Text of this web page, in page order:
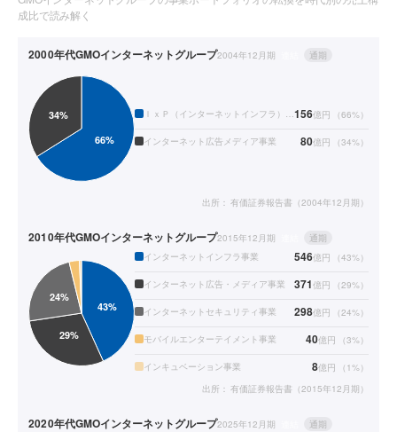
成比で読み解く
2000年代GMOインターネットグループ2004年12月期 通期
156億円 （66%）
インターネット広告メディア事業 80億円 （34%）
出所： 有価証券報告書（2004年12月期）
2010年代GMOインターネットグループ2015年12月期
通期
インターネットインフラ事業
546億円 （43%）
インターネット広告・メディア事業 371億円 （29%）
インターネットセキュリティ事業 298億円 （24%）
モバイルエンターテイメント事業 40億円 （3%）
インキュベーション事業 8億円 （ 1%）
出所： 有価証券報告書（2015年12月期）
2020年代GMOインターネットグループ2025年12月期
通期